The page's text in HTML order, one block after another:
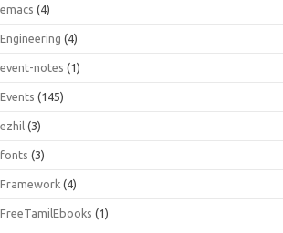
emacs (4)
Engineering (4)
event-notes (1)
Events (145)
ezhil (3)
fonts (3)
Framework (4)
FreeTamilEbooks (1)